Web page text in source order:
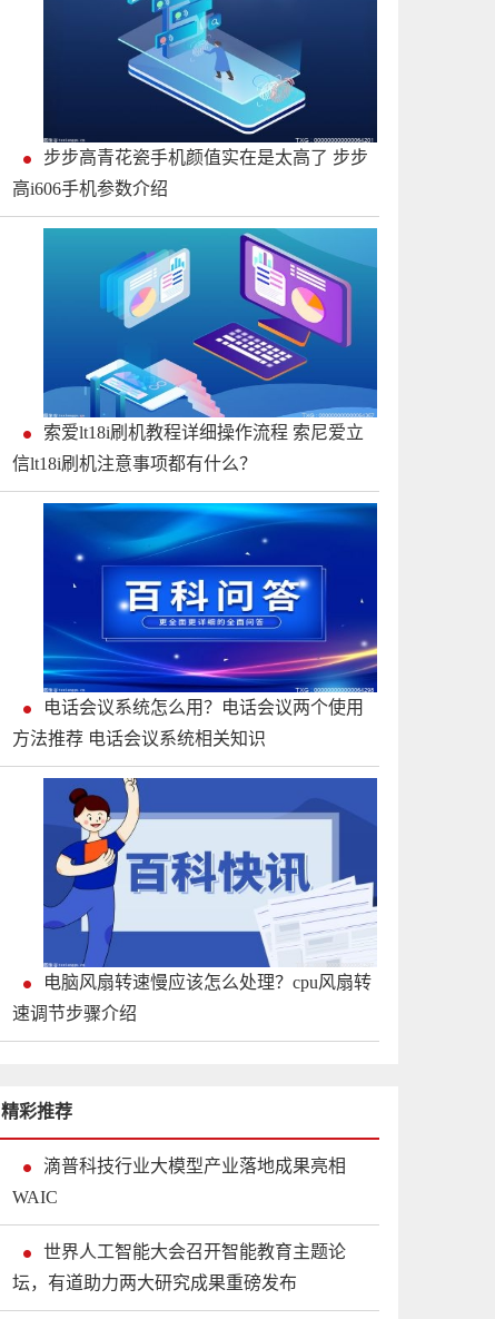
步步高青花瓷手机颜值实在是太高了 步步
高i606手机参数介绍
索爱lt18i刷机教程详细操作流程 索尼爱立
信lt18i刷机注意事项都有什么？
电话会议系统怎么用？电话会议两个使用
方法推荐 电话会议系统相关知识
电脑风扇转速慢应该怎么处理？cpu风扇转
速调节步骤介绍
精彩推荐
滴普科技行业大模型产业落地成果亮相
WAIC
世界人工智能大会召开智能教育主题论
坛，有道助力两大研究成果重磅发布